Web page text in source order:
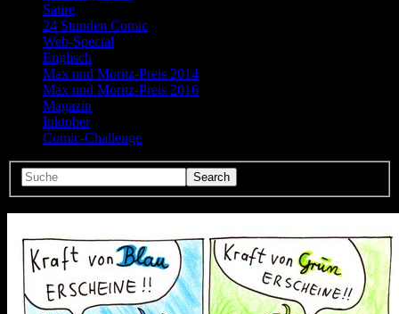
Satire
24 Stunden Comic
Web-Special
Englisch
Max und Moritz-Preis 2014
Max und Moritz-Preis 2016
Magazin
Inktober
Comic-Challenge